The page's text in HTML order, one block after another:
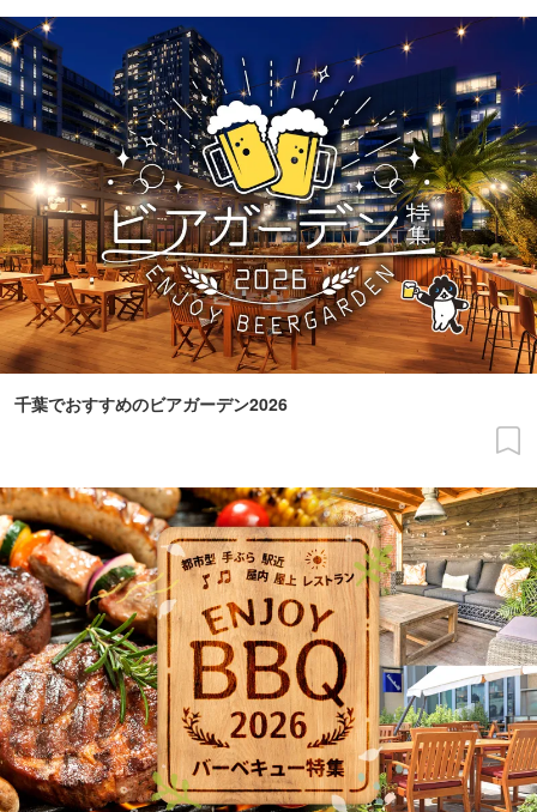
千葉でおすすめのビアガーデン2026